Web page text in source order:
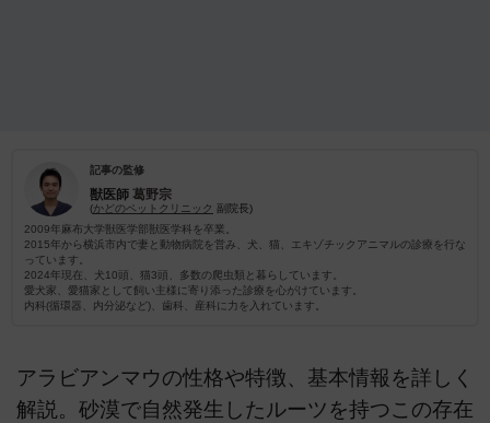
記事の監修
獣医師 葛野宗
(かどのペットクリニック 副院長)
2009年麻布大学獣医学部獣医学科を卒業。
2015年から横浜市内で妻と動物病院を営み、犬、猫、エキゾチックアニマルの診療を行な
っています。
2024年現在、犬10頭、猫3頭、多数の爬虫類と暮らしています。
愛犬家、愛猫家として飼い主様に寄り添った診療を心がけています。
内科(循環器、内分泌など)、歯科、産科に力を入れています。
アラビアンマウの性格や特徴、基本情報を詳しく
解説。砂漠で自然発生したルーツを持つこの存在